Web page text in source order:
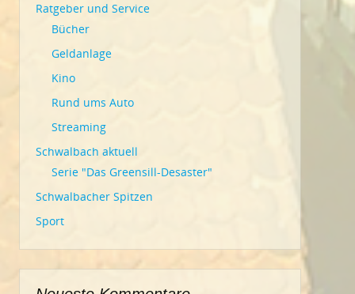
Ratgeber und Service
Bücher
Geldanlage
Kino
Rund ums Auto
Streaming
Schwalbach aktuell
Serie "Das Greensill-Desaster"
Schwalbacher Spitzen
Sport